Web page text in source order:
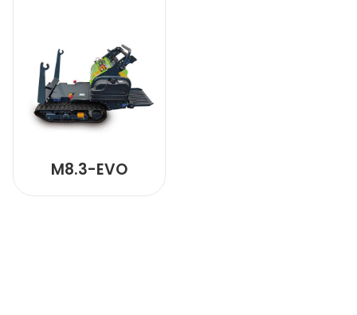
M8.3-EVO